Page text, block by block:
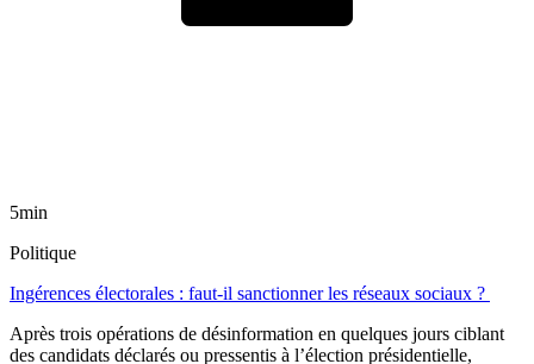
5min
Politique
Ingérences électorales : faut-il sanctionner les réseaux sociaux ?
Après trois opérations de désinformation en quelques jours ciblant
des candidats déclarés ou pressentis à l’élection présidentielle,